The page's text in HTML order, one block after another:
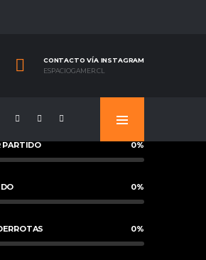
CONTACTO VÍA INSTAGRAM
ESPACIOGAMER.CL
PARTIDO 0%
0%
0%